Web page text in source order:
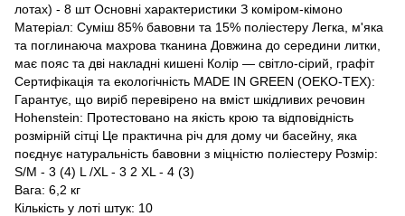
лотах) - 8 шт Основні характеристики З коміром-кімоно
Матеріал: Суміш 85% бавовни та 15% поліестеру Легка, м'яка
та поглинаюча махрова тканина Довжина до середини литки,
має пояс та дві накладні кишені Колір — світло-сірий, графіт
Сертифікація та екологічність MADE IN GREEN (OEKO-TEX):
Гарантує, що виріб перевірено на вміст шкідливих речовин
Hohenstein: Протестовано на якість крою та відповідність
розмірній сітці Це практична річ для дому чи басейну, яка
поєднує натуральність бавовни з міцністю поліестеру Розмір:
S/M - 3 (4) L /XL - 3 2 XL - 4 (3)
Вага: 6,2 кг
Кількість у лоті штук: 10